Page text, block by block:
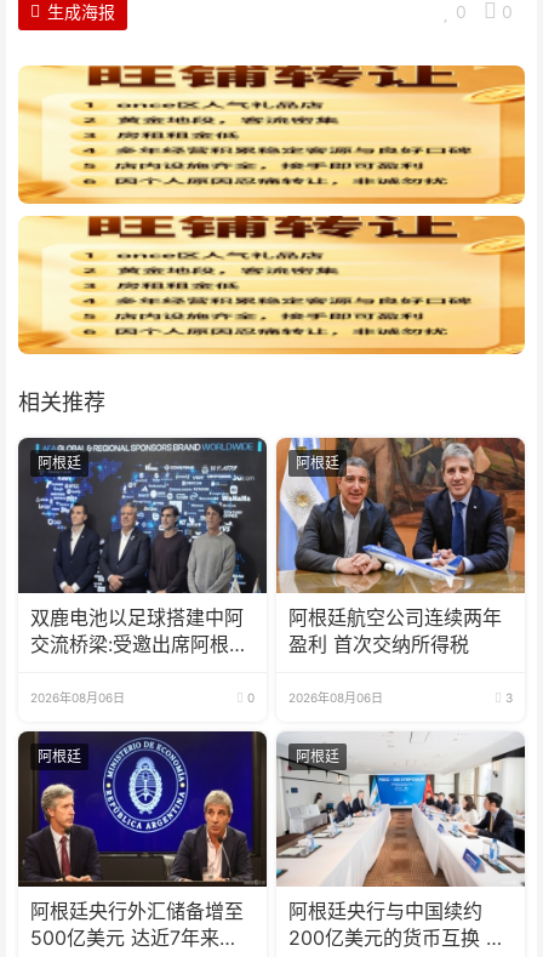
0 0
生成海报
相关推荐
阿根廷
双鹿电池以足球搭建中阿
交流桥梁:受邀出席阿根廷
2026年08月06日 0
阿根廷
阿根廷航空公司连续两年
盈利 首次交纳所得税
2026年08月06日 3
阿根廷
阿根廷央行外汇储备增至
500亿美元 达近7年来最
阿根廷
阿根廷央行与中国续约
200亿美元的货币互换 有